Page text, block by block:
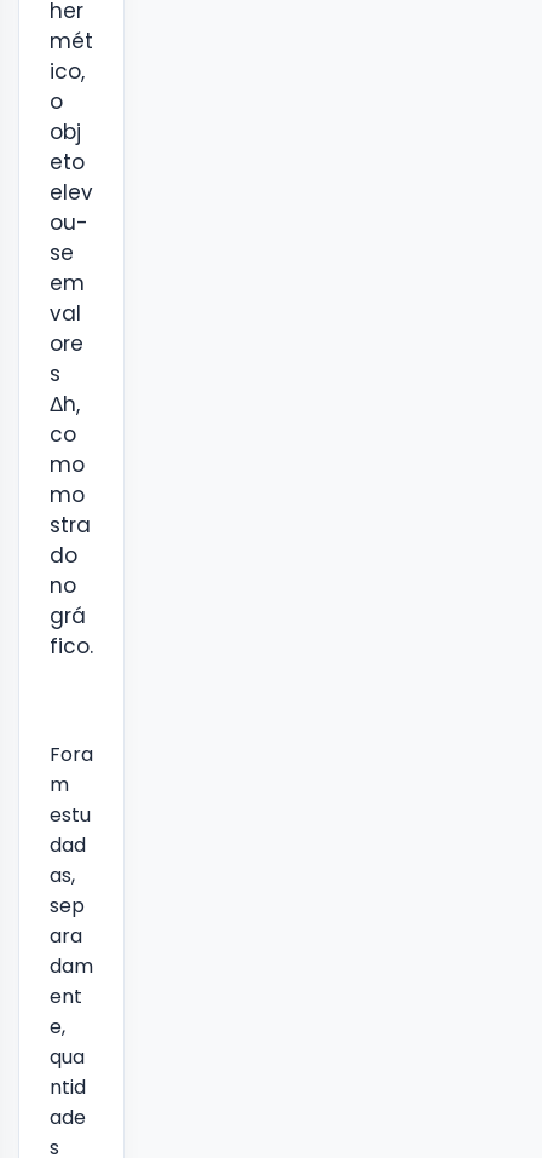
her
mét
ico,
o
obj
eto
elev
ou-
se
em
val
ore
s
Δh,
co
mo
mo
stra
do
no
grá
fico.
Fora
m
estu
dad
as,
sep
ara
dam
ent
e,
qua
ntid
ade
s